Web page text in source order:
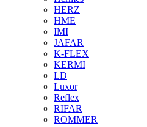
HERZ
HME
IMI
JAFAR
K-FLEX
KERMI
LD
Luxor
Reflex
RIFAR
ROMMER